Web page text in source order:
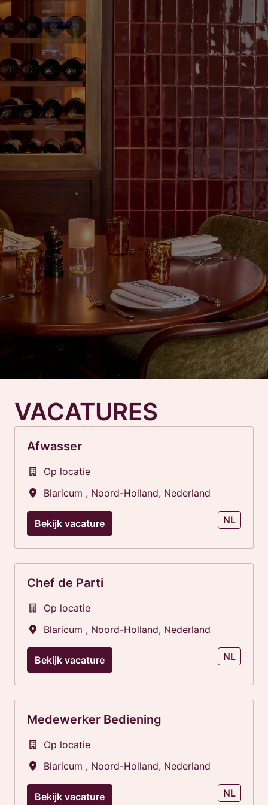
VACATURES
Afwasser
Op locatie
Blaricum , Noord-Holland, Nederland
Bekijk vacature NL
Chef de Parti
Op locatie
Blaricum , Noord-Holland, Nederland
Bekijk vacature NL
Medewerker Bediening
Op locatie
Blaricum , Noord-Holland, Nederland
Bekijk vacature NL